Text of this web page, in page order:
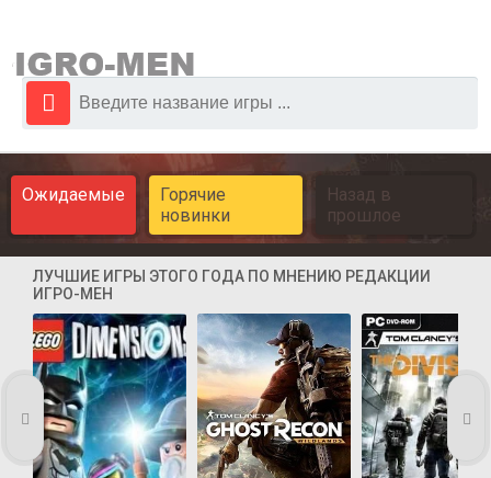
Ожидаемые
Горячие
новинки
Назад в
прошлое
ЛУЧШИЕ ИГРЫ ЭТОГО ГОДА ПО МНЕНИЮ РЕДАКЦИИ
ИГРО-МЕН